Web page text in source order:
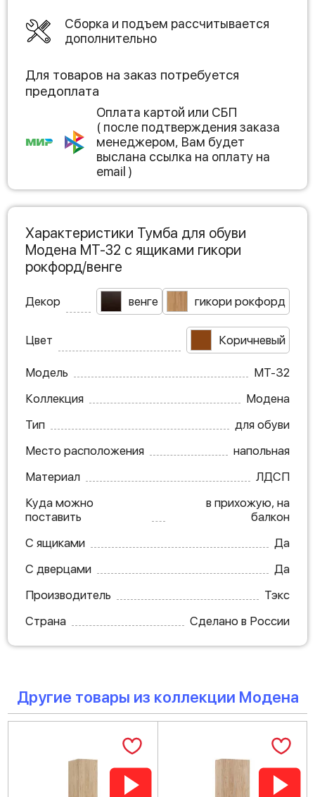
Сборка и подъем рассчитывается
дополнительно
Для товаров на заказ потребуется
предоплата
Оплата картой или СБП
( после подтверждения заказа
менеджером, Вам будет
выслана ссылка на оплату на
email )
Характеристики Тумба для обуви
Модена МТ-32 с ящиками гикори
рокфорд/венге
Декор венге гикори рокфорд
Цвет Коричневый
Модель
МТ-32
Коллекция
Модена
Тип
для обуви
Место расположения
напольная
Материал
ЛДСП
Куда можно
поставить
в прихожую, на
балкон
С ящиками
Да
С дверцами
Да
Производитель
Тэкс
Страна
Сделано в России
Другие товары из коллекции Модена